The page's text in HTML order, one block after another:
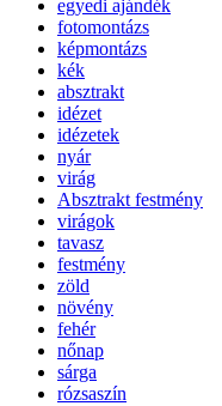
egyedi ajándék
fotomontázs
képmontázs
kék
absztrakt
idézet
idézetek
nyár
virág
Absztrakt festmény
virágok
tavasz
festmény
zöld
növény
fehér
nőnap
sárga
rózsaszín